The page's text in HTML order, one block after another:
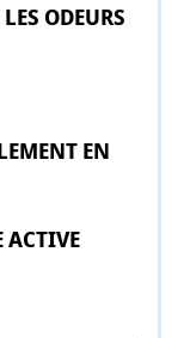
ODEURS
EN
ACTIVE